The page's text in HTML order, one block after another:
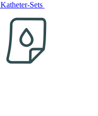
Katheter-Sets